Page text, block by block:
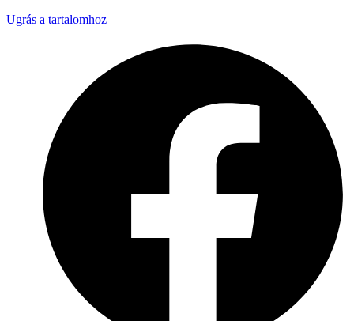
Ugrás a tartalomhoz